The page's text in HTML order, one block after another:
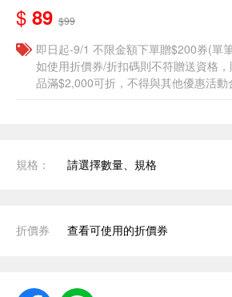
$ 89 $99
即日起-9/1 不限金額下單贈$200券(單
如使用折價券/折扣碼則不符贈送資格
品滿$2,000可折，不得與其他優惠活動
規格： 請選擇數量、規格
折價券 查看可使用的折價券